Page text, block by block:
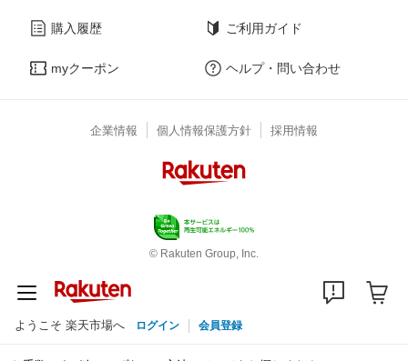
購入履歴
myクーポン
ご利用ガイド
ヘルプ・問い合わせ
企業情報 個人情報保護方針 採用情報
© Rakuten Group, Inc.
ようこそ 楽天市場へ ログイン 会員登録